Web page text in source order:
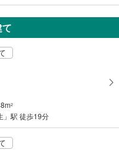
丁目
町3丁目
2
」駅 徒歩19分